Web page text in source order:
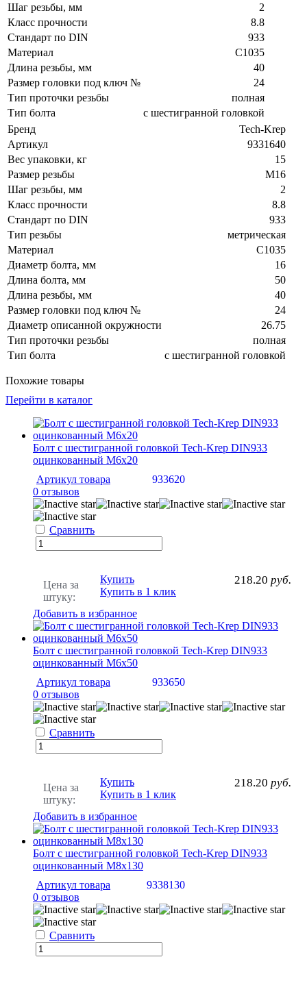
Шаг резьбы, мм
2
Класс прочности
8.8
Стандарт по DIN
933
Материал
C1035
Длина резьбы, мм
40
Размер головки под ключ №
24
Тип проточки резьбы
полная
Тип болта
с шестигранной головкой
Бренд
Tech-Krep
Артикул
9331640
Вес упаковки, кг
15
Размер резьбы
М16
Шаг резьбы, мм
2
Класс прочности
8.8
Стандарт по DIN
933
Тип резьбы
метрическая
Материал
C1035
Диаметр болта, мм
16
Длина болта, мм
50
Длина резьбы, мм
40
Размер головки под ключ №
24
Диаметр описанной окружности
26.75
Тип проточки резьбы
полная
Тип болта
с шестигранной головкой
Похожие товары
Перейти в каталог
Болт с шестигранной головкой Tech-Krep DIN933
оцинкованный М6х20
Артикул товара
933620
0 отзывов
Сравнить
Цена за
штуку:
218.20 руб.
Купить
Купить в 1 клик
Добавить в избранное
Болт с шестигранной головкой Tech-Krep DIN933
оцинкованный М6х50
Артикул товара
933650
0 отзывов
Сравнить
Цена за
штуку:
218.20 руб.
Купить
Купить в 1 клик
Добавить в избранное
Болт с шестигранной головкой Tech-Krep DIN933
оцинкованный М8х130
Артикул товара
9338130
0 отзывов
Сравнить